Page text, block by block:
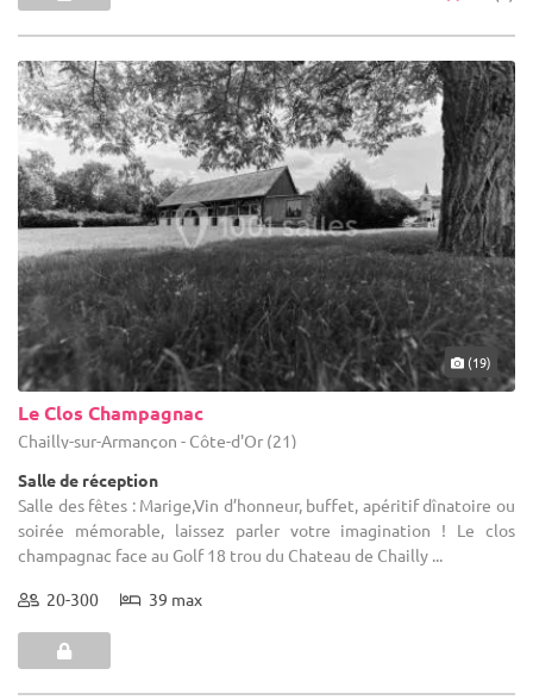
(19)
Le Clos Champagnac
Chailly-sur-Armançon - Côte-d'Or (21)
Salle de réception
Salle des fêtes : Marige,Vin d’honneur, buffet, apéritif dînatoire ou
soirée mémorable, laissez parler votre imagination ! Le clos
champagnac face au Golf 18 trou du Chateau de Chailly ...
20-300 39 max